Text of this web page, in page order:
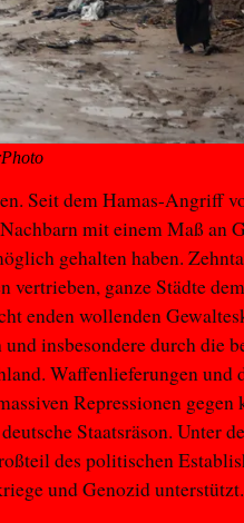
Seit dem Hamas-Angriff
mit einem Maß an
gehalten haben.
ganze Städte
enden wollenden
insbesondere durch die
Waffenlieferungen und
Repressionen
Staatsräson. Unter
des politischen
und Genozid unterstützt.